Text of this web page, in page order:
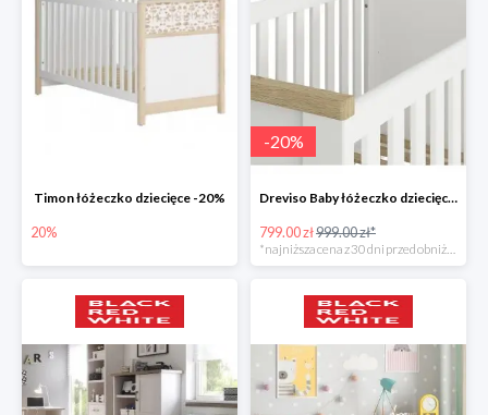
Timon łóżeczko dziecięce -20%
20%
-20%
Dreviso Baby łóżeczko dziecięce -20%
799.00 zł999.00 zł*
*najniższa cena z 30 dni przed obniżką